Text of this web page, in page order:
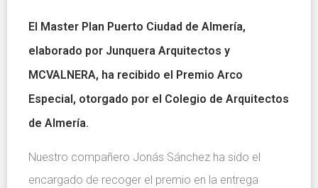
El Master Plan Puerto Ciudad de Almería,
elaborado por Junquera Arquitectos y
MCVALNERA, ha recibido el Premio Arco
Especial, otorgado por el Colegio de Arquitectos
de Almería.
Nuestro compañero Jonás Sánchez ha sido el
encargado de recoger el premio en la entrega